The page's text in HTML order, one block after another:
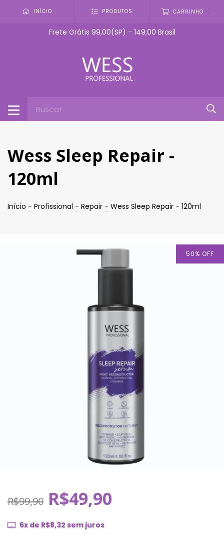
INÍCIO PRODUTOS CARRINHO
Frete Grátis 99,00(SP) - 149,00 Brasil
Wess Sleep Repair -
120ml
Início - Profissional - Repair - Wess Sleep Repair - 120ml
50% OFF
R$99,90 R$49,90
6x de R$8,32 sem juros